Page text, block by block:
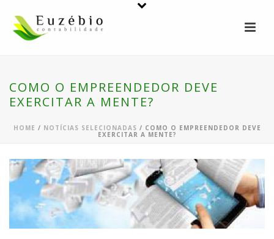
COMO O EMPREENDEDOR DEVE
EXERCITAR A MENTE?
HOME / NOTÍCIAS SELECIONADAS / COMO O EMPREENDEDOR DEVE
EXERCITAR A MENTE?